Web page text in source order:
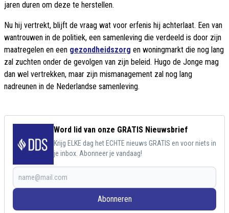
jaren duren om deze te herstellen.
Nu hij vertrekt, blijft de vraag wat voor erfenis hij achterlaat. Een van
wantrouwen in de politiek, een samenleving die verdeeld is door zijn
maatregelen en een gezondheidszorg en woningmarkt die nog lang
zal zuchten onder de gevolgen van zijn beleid. Hugo de Jonge mag
dan wel vertrekken, maar zijn mismanagement zal nog lang
nadreunen in de Nederlandse samenleving.
Word lid van onze GRATIS Nieuwsbrief
Krijg ELKE dag het ECHTE nieuws GRATIS en voor niets in
je inbox. Abonneer je vandaag!
Abonneren